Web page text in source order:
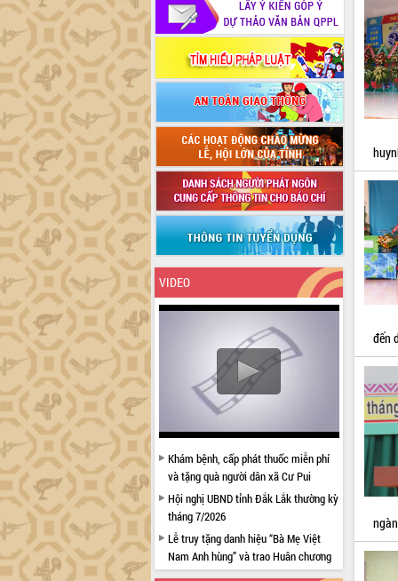
VIDEO
Khám bệnh, cấp phát thuốc miễn phí
và tặng quà người dân xã Cư Pui
Hội nghị UBND tỉnh Đắk Lắk thường kỳ
tháng 7/2026
Lễ truy tặng danh hiệu “Bà Mẹ Việt
Nam Anh hùng” và trao Huân chương
Lao động
đến